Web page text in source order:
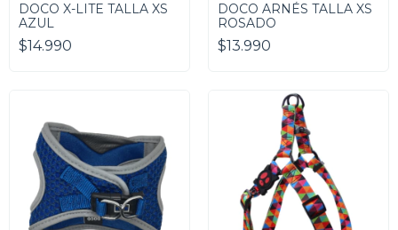
DOCO X-LITE TALLA XS
AZUL
$14.990
DOCO ARNÉS TALLA XS
ROSADO
$13.990